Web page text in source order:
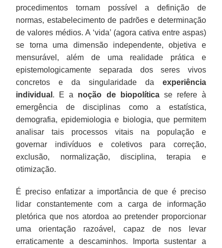
procedimentos tornam possível a definição de
normas, estabelecimento de padrões e determinação
de valores médios. A ‘vida’ (agora cativa entre aspas)
se torna uma dimensão independente, objetiva e
mensurável, além de uma realidade prática e
epistemologicamente separada dos seres vivos
concretos e da singularidade da experiência
individual . E a noção de biopolíticase refere à
emergência de disciplinas como a estatística,
demografia, epidemiologia e biologia, que permitem
analisar tais processos vitais na população e
governar indivíduos e coletivos para correção,
exclusão, normalização, disciplina, terapia e
otimização.
É preciso enfatizar a importância de que é preciso
lidar constantemente com a carga de informação
pletórica que nos atordoa ao pretender proporcionar
uma orientação razoável, capaz de nos levar
erraticamente a descaminhos. Importa sustentar a